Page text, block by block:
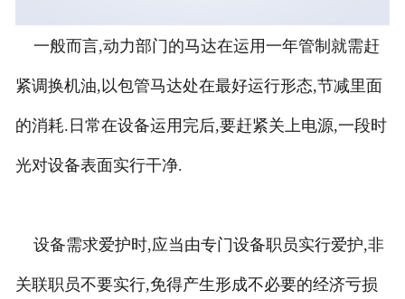
一般而言,动力部门的马达在运用一年管制就需赶
紧调换机油,以包管马达处在最好运行形态,节减里面
的消耗.日常在设备运用完后,要赶紧关上电源,一段时
光对设备表面实行干净.
设备需求爱护时,应当由专门设备职员实行爱护,非
关联职员不要实行,免得产生形成不必要的经济亏损